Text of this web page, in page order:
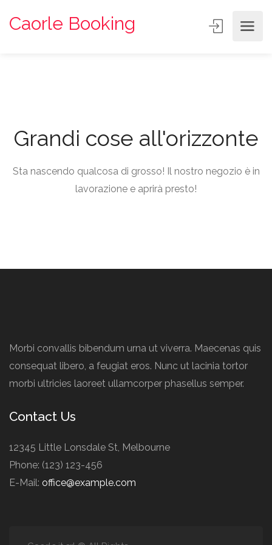
Caorle Booking
Grandi cose all'orizzonte
Sta nascendo qualcosa di grosso! Il nostro negozio è in
lavorazione e aprirà presto!
Morbi convallis bibendum urna ut viverra. Maecenas quis
consequat libero, a feugiat eros. Nunc ut lacinia tortor
morbi ultricies laoreet ullamcorper phasellus semper.
Contact Us
12345 Little Lonsdale St, Melbourne
Phone: (123) 123-456
E-Mail: office@example.com